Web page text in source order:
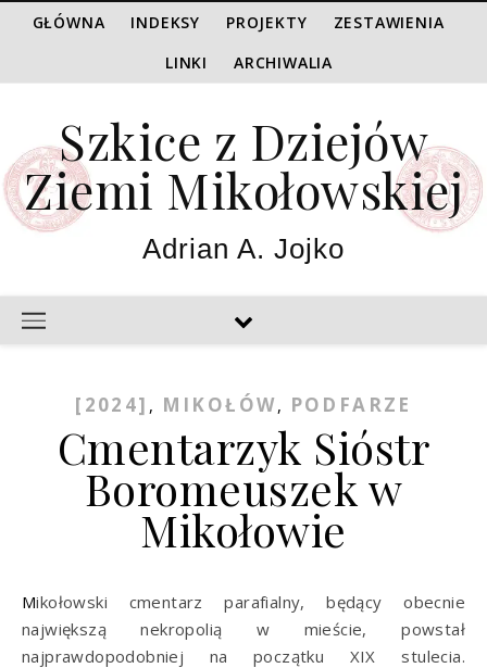
GŁÓWNA INDEKSY PROJEKTY
ZESTAWIENIA
LINKI
ARCHIWALIA
Szkice z Dziejów
Ziemi Mikołowskiej
Adrian A. Jojko
[2024] , MIKOŁÓW, PODFARZE
Cmentarzyk Sióstr
Boromeuszek w
Mikołowie
Mikołowski cmentarz parafialny, będący obecnie
największą nekropolią w mieście, powstał
najprawdopodobniej na początku XIX stulecia.